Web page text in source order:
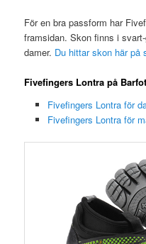
För en bra passform har
framsidan. Skon finns i
damer. Du hittar skon här på
Fivefingers Lontra på
Fivefingers Lontra för
Fivefingers Lontra för